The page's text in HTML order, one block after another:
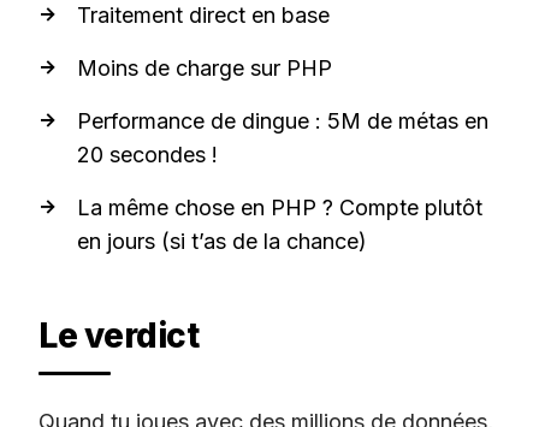
Traitement direct en base
Moins de charge sur PHP
Performance de dingue : 5M de métas en
20 secondes !
La même chose en PHP ? Compte plutôt
en jours (si t’as de la chance)
Le verdict
Quand tu joues avec des millions de données,